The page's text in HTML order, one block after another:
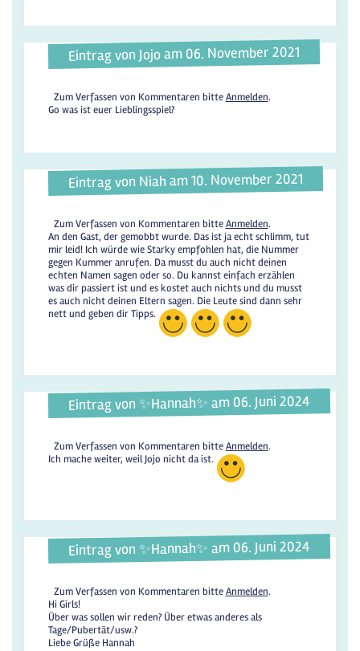
Eintrag von Jojo am 06. November 2021
Zum Verfassen von Kommentaren bitteAnmelden.
Go was ist euer Lieblingsspiel?
Eintrag von Niah am 10. November 2021
Zum Verfassen von Kommentaren bitteAnmelden.
An den Gast, der gemobbt wurde. Das ist ja echt schlimm, tut
mir leid! Ich würde wie Starky empfohlen hat, die Nummer
gegen Kummer anrufen. Da musst du auch nicht deinen
echten Namen sagen oder so. Du kannst einfach erzählen
was dir passiert ist und es kostet auch nichts und du musst
es auch nicht deinen Eltern sagen. Die Leute sind dann sehr
nett und geben dir Tipps.
Eintrag von ✨️Hannah✨️ am 06. Juni 2024
Zum Verfassen von Kommentaren bitteAnmelden.
Ich mache weiter, weil Jojo nicht da ist.
Eintrag von ✨️Hannah✨️ am 06. Juni 2024
Zum Verfassen von Kommentaren bitteAnmelden.
Hi Girls!
Über was sollen wir reden? Über etwas anderes als
Tage/Pubertät/usw.?
Liebe Grüße Hannah